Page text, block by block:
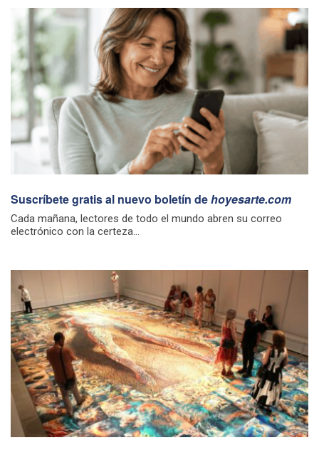
Suscríbete gratis al nuevo boletín dehoyesarte.com
Cada mañana, lectores de todo el mundo abren su correo
electrónico con la certeza...